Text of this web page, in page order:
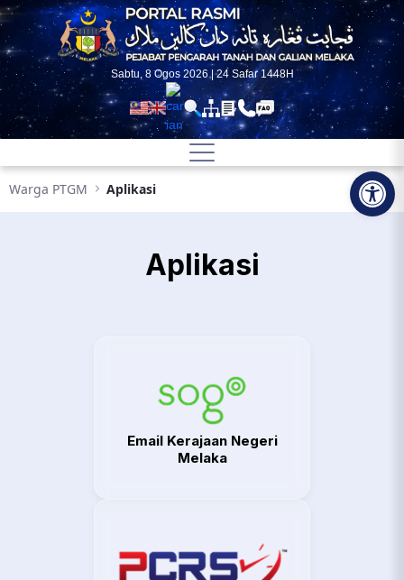
Skip to Main Content
Sabtu, 8 Ogos 2026 | 24 Safar 1448H
Warga PTGM Aplikasi
Aplikasi
Email Kerajaan Negeri
Melaka